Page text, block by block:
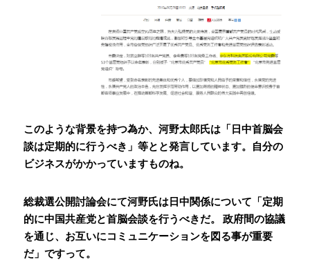
このような背景を持つ為か、河野太郎氏は「日中首脳会
談は定期的に行うべき」等とと発言しています。自分の
ビジネスがかかっていますものね。
総裁選公開討論会にて河野氏は日中関係について「定期
的に中国共産党と首脳会談を行うべきだ。 政府間の協議
を通じ、お互いにコミュニケーションを図る事が重要
だ」ですって。